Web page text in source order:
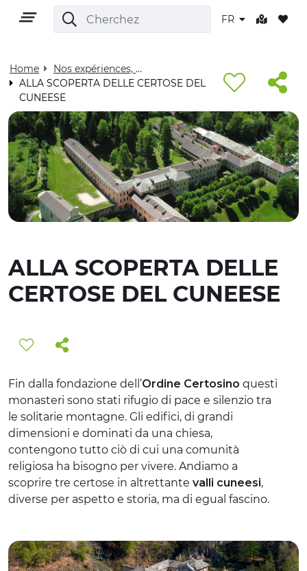
FR
TERRITOIRE
CULTURE
NATURE ET BIEN-ÊTRE
ÉVÉNEMENTS
OFFERTE
ACCUEIL
Home
Nos expériences, pour vous - Visit Cuneese
ALLA SCOPERTA DELLE CERTOSE DEL
CUNEESE
ALLA SCOPERTA DELLE
CERTOSE DEL CUNEESE
Fin dalla fondazione dell’Ordine Certosino questi
monasteri sono stati rifugio di pace e silenzio tra
le solitarie montagne. Gli edifici, di grandi
dimensioni e dominati da una chiesa,
contengono tutto ciò di cui una comunità
religiosa ha bisogno per vivere. Andiamo a
scoprire tre certose in altrettante valli cuneesi,
diverse per aspetto e storia, ma di egual fascino.